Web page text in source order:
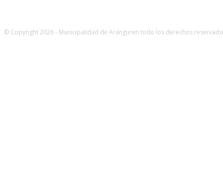
© Copyright 2026 - Municipalidad de Aranguren todo los derechos